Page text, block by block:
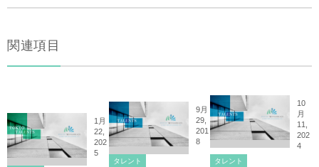
関連項目
1月
22,
202
5
9月
29,
201
8
タレント
10
月
11,
202
4
タレント